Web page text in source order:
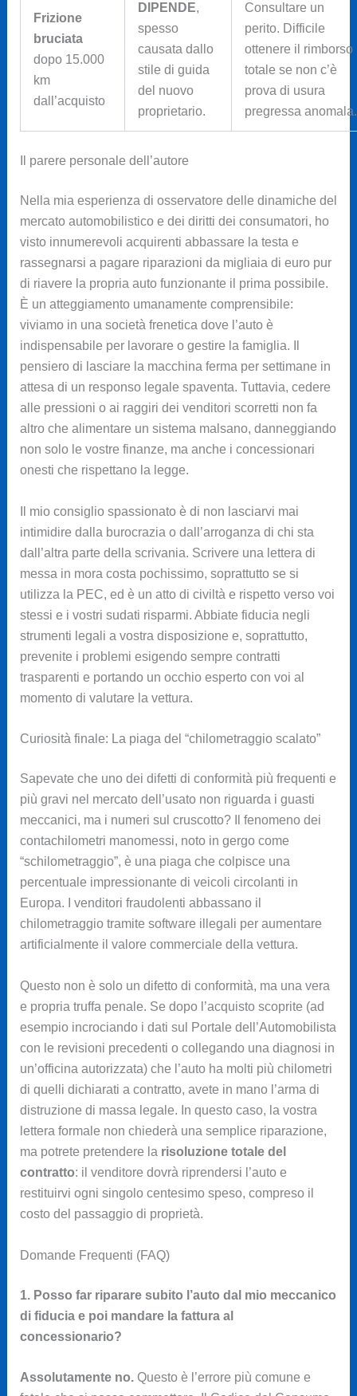
Frizione
bruciata
dopo 15.000
km
dall’acquisto
DIPENDE,
spesso
causata dallo
stile di guida
del nuovo
proprietario.
Consultare un
perito. Difficile
ottenere il rimborso
totale se non c’è
prova di usura
pregressa anomala.
Il parere personale dell’autore
Nella mia esperienza di osservatore delle dinamiche del
mercato automobilistico e dei diritti dei consumatori, ho
visto innumerevoli acquirenti abbassare la testa e
rassegnarsi a pagare riparazioni da migliaia di euro pur
di riavere la propria auto funzionante il prima possibile.
È un atteggiamento umanamente comprensibile:
viviamo in una società frenetica dove l’auto è
indispensabile per lavorare o gestire la famiglia. Il
pensiero di lasciare la macchina ferma per settimane in
attesa di un responso legale spaventa. Tuttavia, cedere
alle pressioni o ai raggiri dei venditori scorretti non fa
altro che alimentare un sistema malsano, danneggiando
non solo le vostre finanze, ma anche i concessionari
onesti che rispettano la legge.
Il mio consiglio spassionato è di non lasciarvi mai
intimidire dalla burocrazia o dall’arroganza di chi sta
dall’altra parte della scrivania. Scrivere una lettera di
messa in mora costa pochissimo, soprattutto se si
utilizza la PEC, ed è un atto di civiltà e rispetto verso voi
stessi e i vostri sudati risparmi. Abbiate fiducia negli
strumenti legali a vostra disposizione e, soprattutto,
prevenite i problemi esigendo sempre contratti
trasparenti e portando un occhio esperto con voi al
momento di valutare la vettura.
Curiosità finale: La piaga del “chilometraggio scalato”
Sapevate che uno dei difetti di conformità più frequenti e
più gravi nel mercato dell’usato non riguarda i guasti
meccanici, ma i numeri sul cruscotto? Il fenomeno dei
contachilometri manomessi, noto in gergo come
“schilometraggio”, è una piaga che colpisce una
percentuale impressionante di veicoli circolanti in
Europa. I venditori fraudolenti abbassano il
chilometraggio tramite software illegali per aumentare
artificialmente il valore commerciale della vettura.
Questo non è solo un difetto di conformità, ma una vera
e propria truffa penale. Se dopo l’acquisto scoprite (ad
esempio incrociando i dati sul Portale dell’Automobilista
con le revisioni precedenti o collegando una diagnosi in
un’officina autorizzata) che l’auto ha molti più chilometri
di quelli dichiarati a contratto, avete in mano l’arma di
distruzione di massa legale. In questo caso, la vostra
lettera formale non chiederà una semplice riparazione,
ma potrete pretendere la risoluzione totale del
contratto: il venditore dovrà riprendersi l’auto e
restituirvi ogni singolo centesimo speso, compreso il
costo del passaggio di proprietà.
Domande Frequenti (FAQ)
1. Posso far riparare subito l’auto dal mio meccanico
di fiducia e poi mandare la fattura al
concessionario?
Assolutamente no.Questo è l’errore più comune e